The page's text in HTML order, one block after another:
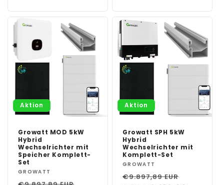
Aktion
Growatt MOD 5kW
Hybrid
Wechselrichter mit
Speicher Komplett-
Set
Anbieter:
GROWATT
Aktion
Growatt SPH 5kW
Hybrid
Wechselrichter mit
Komplett-Set
Anbieter:
GROWATT
Normaler
€9.897,89 EUR